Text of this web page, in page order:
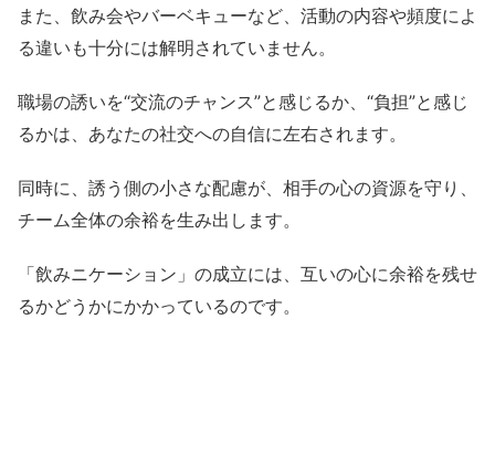
また、飲み会やバーベキューなど、活動の内容や頻度によ
る違いも十分には解明されていません。
職場の誘いを“交流のチャンス”と感じるか、“負担”と感じ
るかは、あなたの社交への自信に左右されます。
同時に、誘う側の小さな配慮が、相手の心の資源を守り、
チーム全体の余裕を生み出します。
「飲みニケーション」の成立には、互いの心に余裕を残せ
るかどうかにかかっているのです。